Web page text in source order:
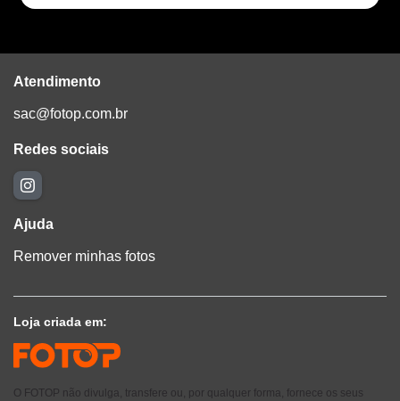
Atendimento
sac@fotop.com.br
Redes sociais
Ajuda
Remover minhas fotos
Loja criada em:
O FOTOP não divulga, transfere ou, por qualquer forma, fornece os seus